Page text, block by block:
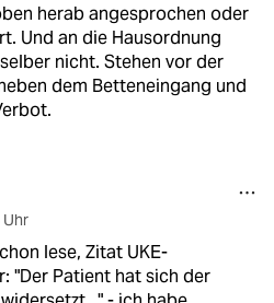
herab angesprochen oder
Und an die Hausordnung
nicht. Stehen vor der
dem Betteneingang und
Uhr
lese, Zitat UKE-
"Der Patient hat sich der